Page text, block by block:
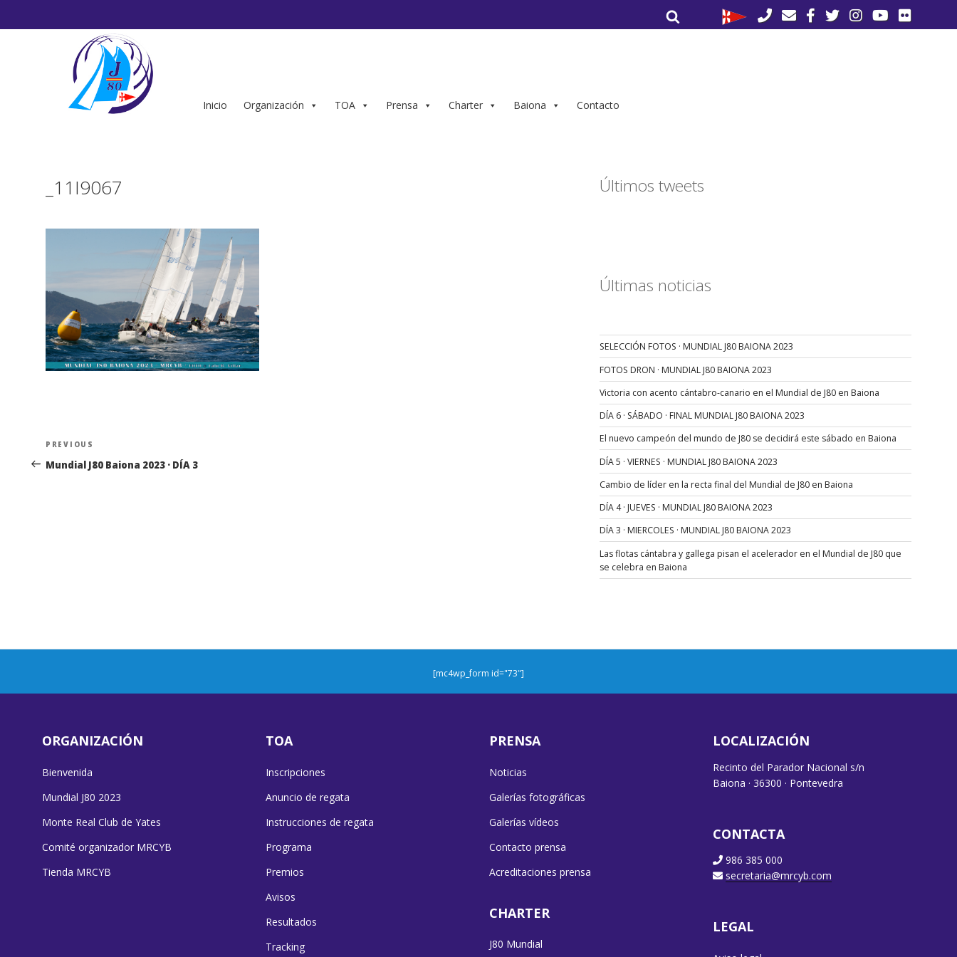
por:
Inicio Organización TOA Prensa Charter Baiona Contacto
_11I9067
Navegación
de
Previous
Post
PREVIOUS
Mundial J80 Baiona 2023 · DÍA 3
Últimos tweets
Últimas noticias
SELECCIÓN FOTOS · MUNDIAL J80 BAIONA 2023
FOTOS DRON · MUNDIAL J80 BAIONA 2023
Victoria con acento cántabro-canario en el Mundial de J80 en Baiona
DÍA 6 · SÁBADO · FINAL MUNDIAL J80 BAIONA 2023
El nuevo campeón del mundo de J80 se decidirá este sábado en Baiona
DÍA 5 · VIERNES · MUNDIAL J80 BAIONA 2023
Cambio de líder en la recta final del Mundial de J80 en Baiona
DÍA 4 · JUEVES · MUNDIAL J80 BAIONA 2023
DÍA 3 · MIERCOLES · MUNDIAL J80 BAIONA 2023
Las flotas cántabra y gallega pisan el acelerador en el Mundial de J80 que
se celebra en Baiona
[mc4wp_form id="73"]
ORGANIZACIÓN
Bienvenida
Mundial J80 2023
Monte Real Club de Yates
Comité organizador MRCYB
Tienda MRCYB
TOA
Inscripciones
Anuncio de regata
Instrucciones de regata
Programa
Premios
Avisos
Resultados
Tracking
PRENSA
Noticias
Galerías fotográficas
Galerías vídeos
Contacto prensa
Acreditaciones prensa
CHARTER
J80 Mundial
LOCALIZACIÓN
Recinto del Parador Nacional s/n
Baiona · 36300 · Pontevedra
CONTACTA
986 385 000
secretaria@mrcyb.com
LEGAL